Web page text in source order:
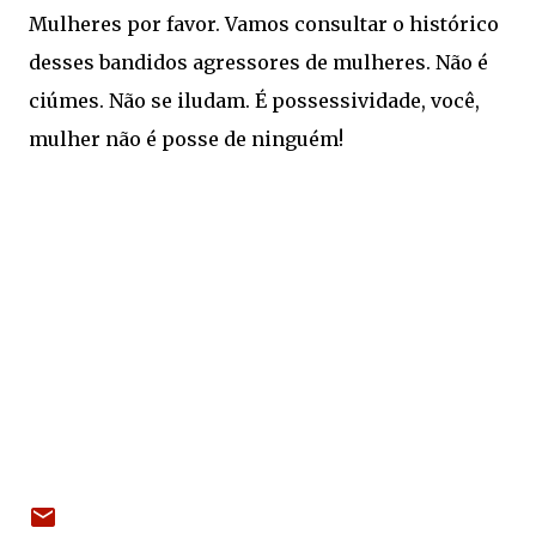
Mulheres por favor. Vamos consultar o histórico
desses bandidos agressores de mulheres. Não é
ciúmes. Não se iludam. É possessividade, você,
mulher não é posse de ninguém!